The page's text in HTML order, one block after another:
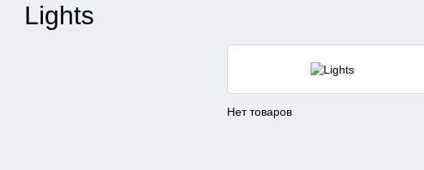
Lights
Нет товаров